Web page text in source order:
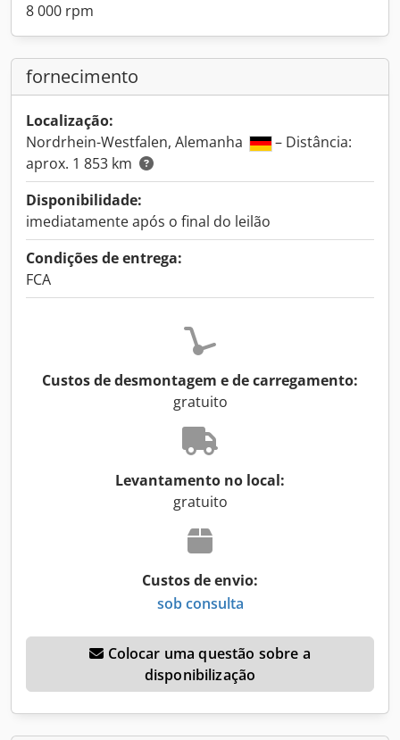
8 000 rpm
fornecimento
Localização:
Nordrhein-Westfalen, Alemanha
– Distância:
aprox. 1 853 km
Disponibilidade:
imediatamente após o final do leilão
Condições de entrega:
FCA
Custos de desmontagem e de carregamento:
gratuito
Levantamento no local:
gratuito
Custos de envio:
sob consulta
disponibilização